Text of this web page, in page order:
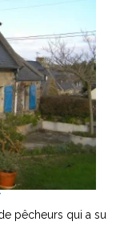
pêcheurs qui a su